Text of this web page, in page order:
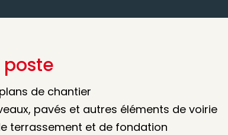
de chantier
pavés et autres éléments de voirie
terrassement et de fondation